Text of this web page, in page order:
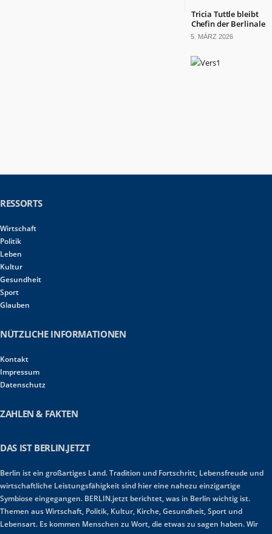
Tricia Tuttle bleibt
Chefin der Berlinale
5. MÄRZ 2026
RESSORTS
Wirtschaft
Politik
Leben
Kultur
Gesundheit
Sport
Glauben
NÜTZLICHE INFORMATIONEN
Kontakt
Impressum
Datenschutz
ZAHLEN & FAKTEN
DAS IST BERLIN.JETZT
Berlin ist ein großartiges Land. Tradition und Fortschritt, Lebensfreude und
wirtschaftliche Leistungsfähigkeit sind hier eine nahezu einzigartige
Symbiose eingegangen. BERLIN.jetzt berichtet, was in Berlin wichtig ist.
Themen aus Wirtschaft, Politik, Kultur, Kirche, Gesundheit, Sport und
Lebensart. Es kommen Menschen zu Wort, die etwas zu sagen haben. Wir